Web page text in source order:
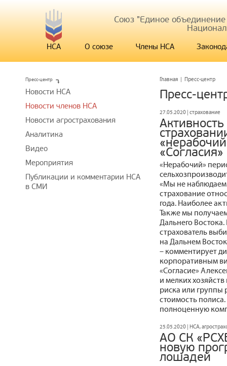
Союз "Единое
НСА О союзе Члены НСА
Главная | Пресс-центр
Пресс-
27.05.2020 | страхование
«Согласия»
«Нерабочий»
«Мы не наблюдаем
страхование
года. Наиболее
Также мы
Дальнего
страхователь
на Дальнем
– комментирует
корпоративным
«Согласие»
и мелких
риска или группы
стоимость
полноценную
25.05.2020 | НСА,
АО СК
новую
лошадей
Пресс-центр
Новости НСА
Новости членов НСА
Новости агрострахования
Аналитика
Видео
Мероприятия
Публикации и комментарии НСА
в СМИ